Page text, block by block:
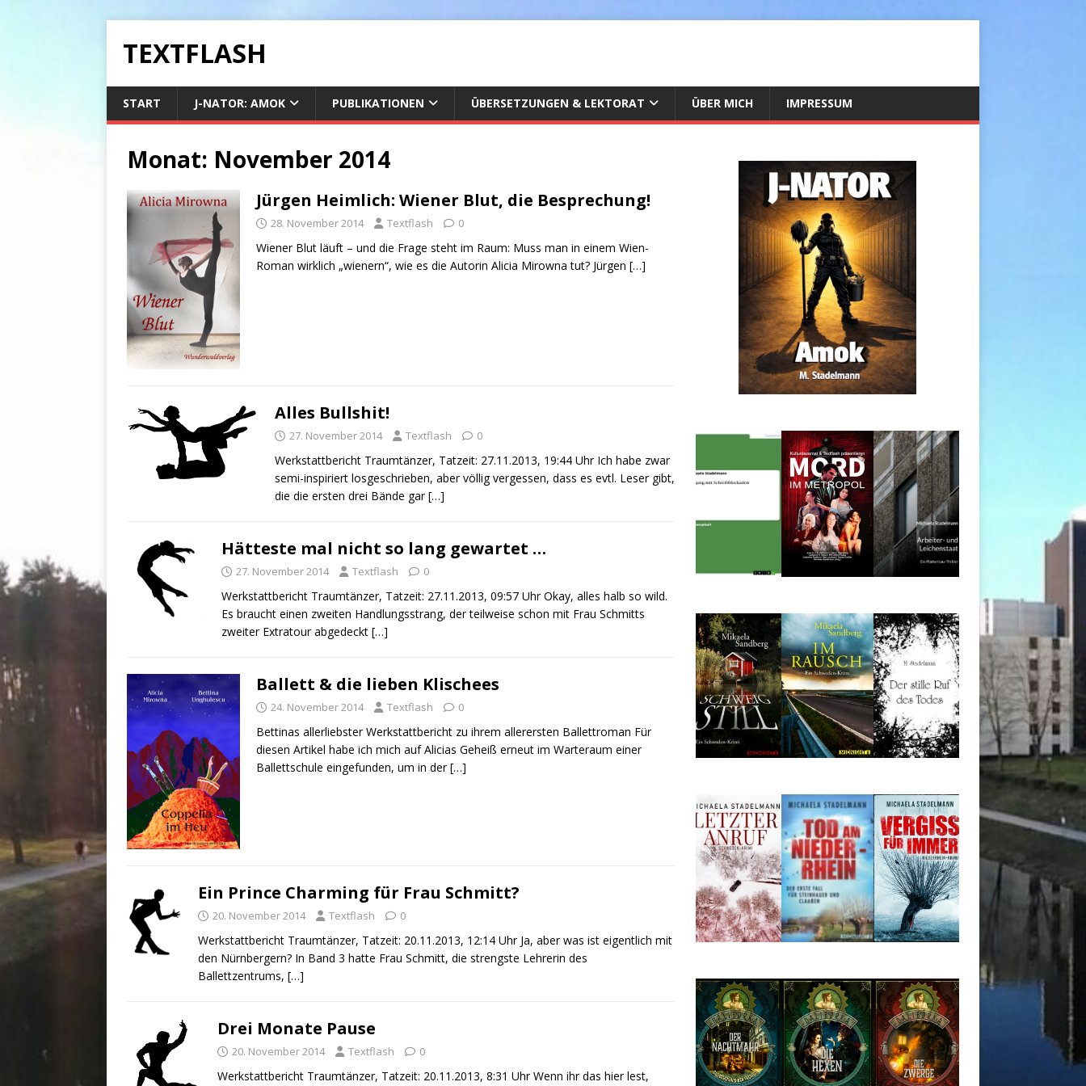
TEXTFLASH
START J-NATOR: AMOK PUBLIKATIONEN ÜBERSETZUNGEN & LEKTORAT ÜBER MICH IMPRESSUM
Monat: November 2014
Jürgen Heimlich: Wiener Blut, die Besprechung!
28. November 2014 Textflash 0
Wiener Blut läuft – und die Frage steht im Raum: Muss man in einem Wien-
Roman wirklich „wienern“, wie es die Autorin Alicia Mirowna tut? Jürgen […]
Alles Bullshit!
27. November 2014 Textflash 0
Werkstattbericht Traumtänzer, Tatzeit: 27.11.2013, 19:44 Uhr Ich habe zwar
semi-inspiriert losgeschrieben, aber völlig vergessen, dass es evtl. Leser gibt,
die die ersten drei Bände gar[…]
Hätteste mal nicht so lang gewartet …
27. November 2014 Textflash 0
Werkstattbericht Traumtänzer, Tatzeit: 27.11.2013, 09:57 Uhr Okay, alles halb so wild.
Es braucht einen zweiten Handlungsstrang, der teilweise schon mit Frau Schmitts
zweiter Extratour abgedeckt […]
Ballett & die lieben Klischees
24. November 2014 Textflash 0
Bettinas allerliebster Werkstattbericht zu ihrem allerersten Ballettroman Für
diesen Artikel habe ich mich auf Alicias Geheiß erneut im Warteraum einer
Ballettschule eingefunden, um in der[…]
Ein Prince Charming für Frau Schmitt?
20. November 2014 Textflash 0
Werkstattbericht Traumtänzer, Tatzeit: 20.11.2013, 12:14 Uhr Ja, aber was ist eigentlich mit
den Nürnbergern? In Band 3 hatte Frau Schmitt, die strengste Lehrerin des
Ballettzentrums, […]
Drei Monate Pause
20. November 2014 Textflash 0
Werkstattbericht Traumtänzer, Tatzeit: 20.11.2013, 8:31 Uhr Wenn ihr das hier lest,